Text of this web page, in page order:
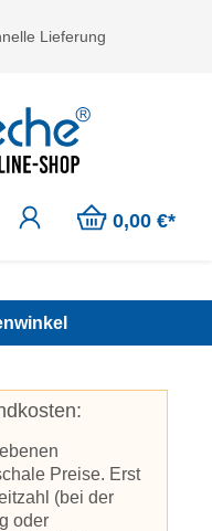
Lieferung
0,00 €*
Preise. Erst
(bei der
oder